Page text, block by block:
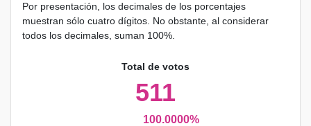
Por presentación, los decimales de los porcentajes
muestran sólo cuatro dígitos. No obstante, al considerar
todos los decimales, suman 100%.
Total de votos
511
100.0000%